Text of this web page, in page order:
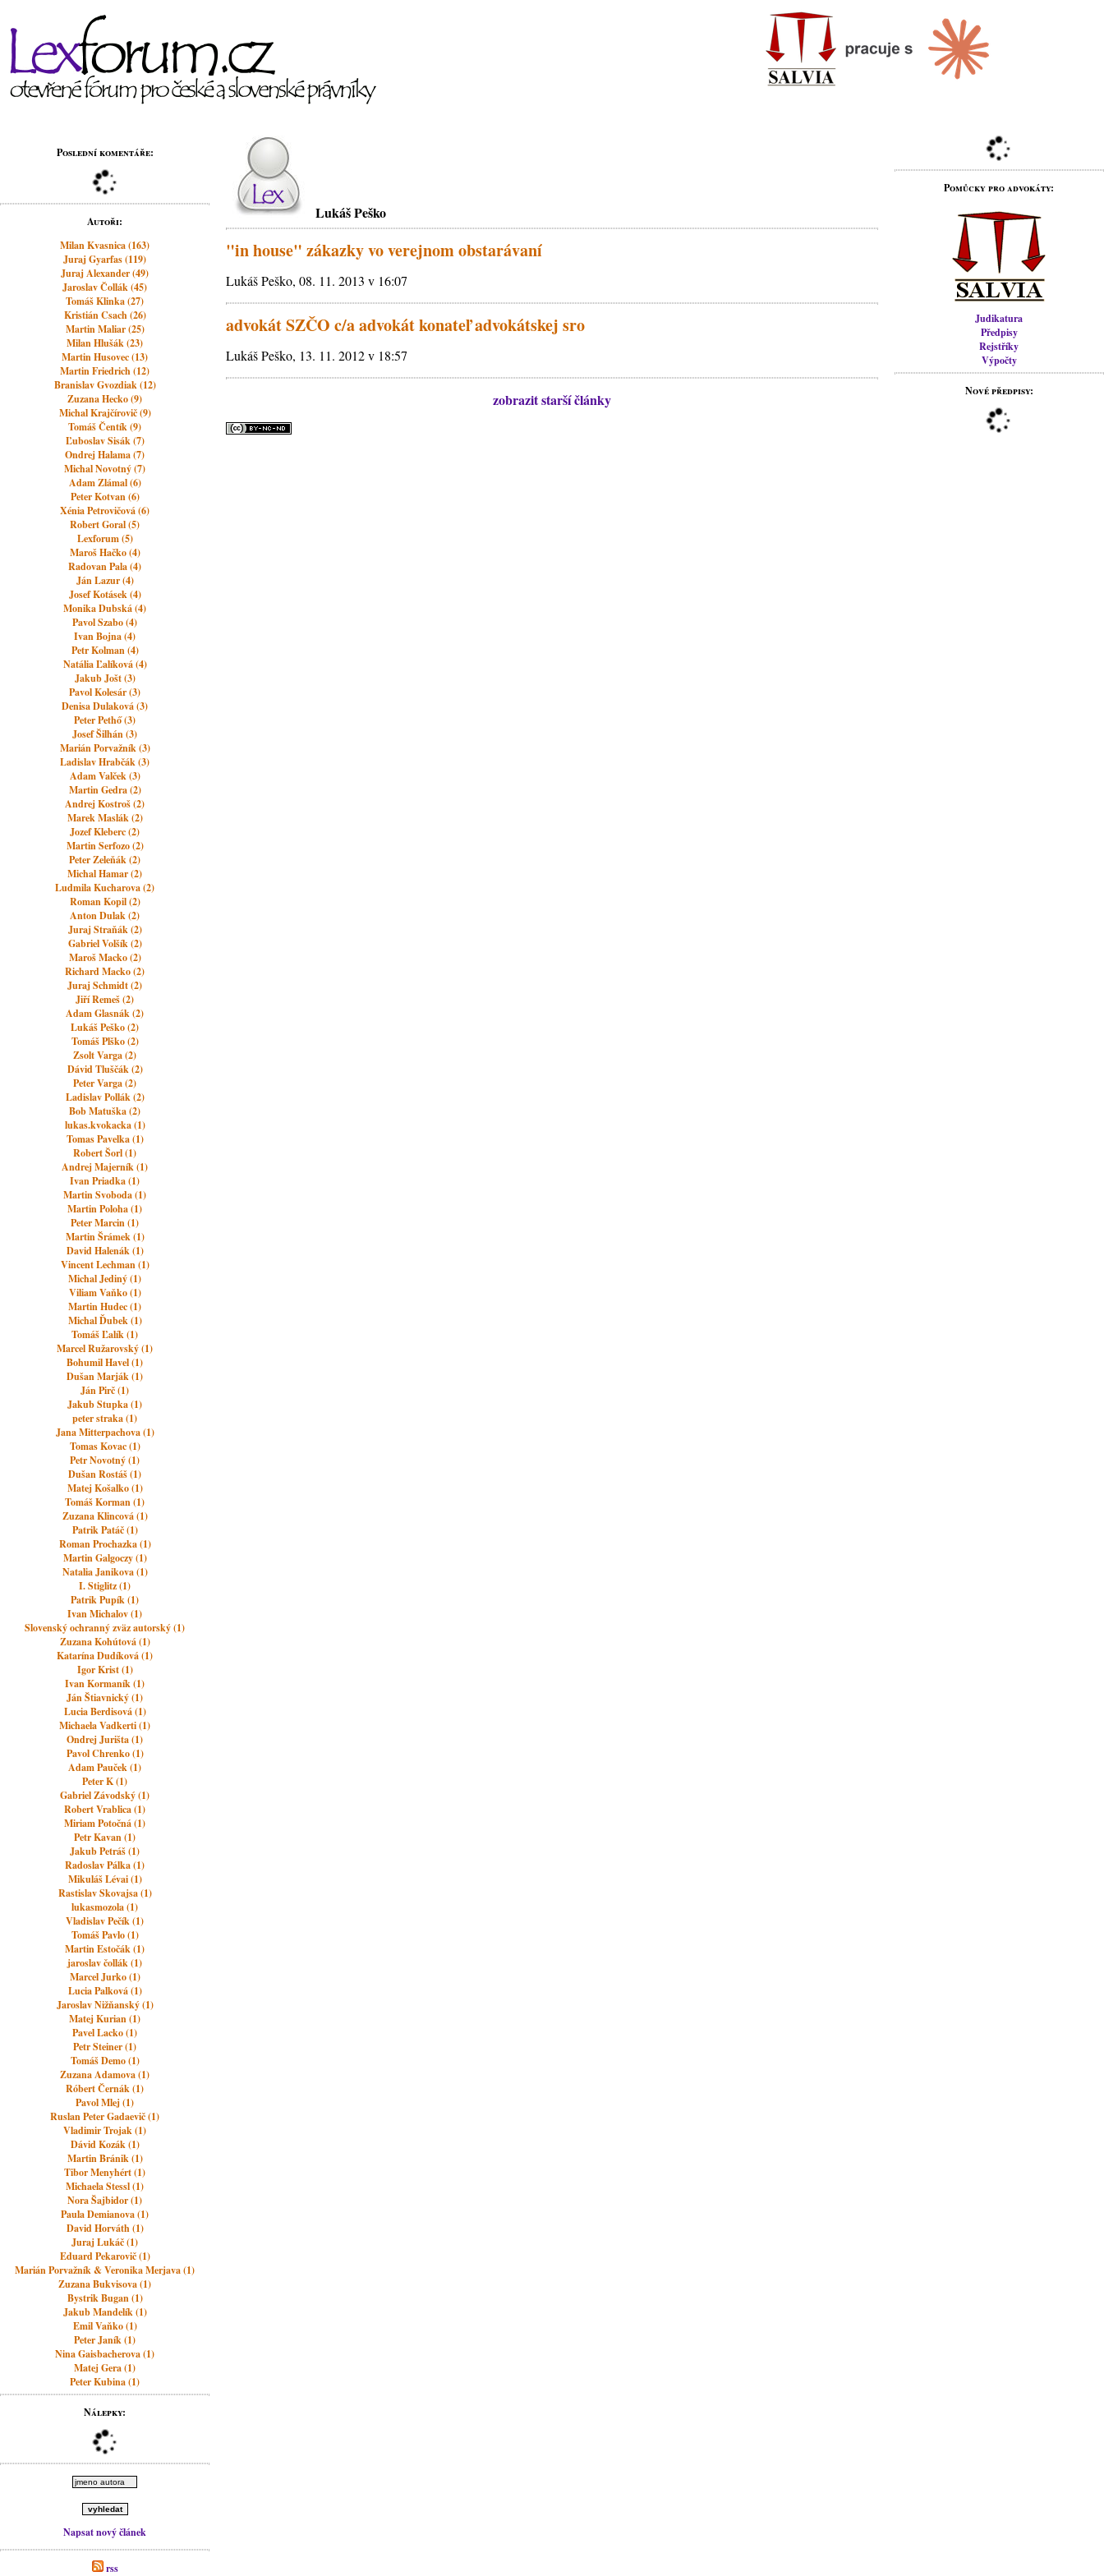
Poslední komentáře:
Autoři:
Milan Kvasnica (163)
Juraj Gyarfas (119)
Juraj Alexander (49)
Jaroslav Čollák (45)
Tomáš Klinka (27)
Kristián Csach (26)
Martin Maliar (25)
Milan Hlušák (23)
Martin Husovec (13)
Martin Friedrich (12)
Branislav Gvozdiak (12)
Zuzana Hecko (9)
Michal Krajčírovič (9)
Tomáš Čentík (9)
Ľuboslav Sisák (7)
Ondrej Halama (7)
Michal Novotný (7)
Adam Zlámal (6)
Peter Kotvan (6)
Xénia Petrovičová (6)
Robert Goral (5)
Lexforum (5)
Maroš Hačko (4)
Radovan Pala (4)
Ján Lazur (4)
Josef Kotásek (4)
Monika Dubská (4)
Pavol Szabo (4)
Ivan Bojna (4)
Petr Kolman (4)
Natália Ľalíková (4)
Jakub Jošt (3)
Pavol Kolesár (3)
Denisa Dulaková (3)
Peter Pethő (3)
Josef Šilhán (3)
Marián Porvažník (3)
Ladislav Hrabčák (3)
Adam Valček (3)
Martin Gedra (2)
Andrej Kostroš (2)
Marek Maslák (2)
Jozef Kleberc (2)
Martin Serfozo (2)
Peter Zeleňák (2)
Michal Hamar (2)
Ludmila Kucharova (2)
Roman Kopil (2)
Anton Dulak (2)
Juraj Straňák (2)
Gabriel Volšík (2)
Maroš Macko (2)
Richard Macko (2)
Juraj Schmidt (2)
Jiří Remeš (2)
Adam Glasnák (2)
Lukáš Peško (2)
Tomáš Plško (2)
Zsolt Varga (2)
Dávid Tluščák (2)
Peter Varga (2)
Ladislav Pollák (2)
Bob Matuška (2)
lukas.kvokacka (1)
Tomas Pavelka (1)
Robert Šorl (1)
Andrej Majerník (1)
Ivan Priadka (1)
Martin Svoboda (1)
Martin Poloha (1)
Peter Marcin (1)
Martin Šrámek (1)
David Halenák (1)
Vincent Lechman (1)
Michal Jediný (1)
Viliam Vaňko (1)
Martin Hudec (1)
Michal Ďubek (1)
Tomáš Ľalík (1)
Marcel Ružarovský (1)
Bohumil Havel (1)
Dušan Marják (1)
Ján Pirč (1)
Jakub Stupka (1)
peter straka (1)
Jana Mitterpachova (1)
Tomas Kovac (1)
Petr Novotný (1)
Dušan Rostáš (1)
Matej Košalko (1)
Tomáš Korman (1)
Zuzana Klincová (1)
Patrik Patáč (1)
Roman Prochazka (1)
Martin Galgoczy (1)
Natalia Janikova (1)
I. Stiglitz (1)
Patrik Pupík (1)
Ivan Michalov (1)
Slovenský ochranný zväz autorský (1)
Zuzana Kohútová (1)
Katarína Dudíková (1)
Igor Krist (1)
Ivan Kormaník (1)
Ján Štiavnický (1)
Lucia Berdisová (1)
Michaela Vadkerti (1)
Ondrej Jurišta (1)
Pavol Chrenko (1)
Adam Pauček (1)
Peter K (1)
Gabriel Závodský (1)
Robert Vrablica (1)
Miriam Potočná (1)
Petr Kavan (1)
Jakub Petráš (1)
Radoslav Pálka (1)
Mikuláš Lévai (1)
Rastislav Skovajsa (1)
lukasmozola (1)
Vladislav Pečík (1)
Tomáš Pavlo (1)
Martin Estočák (1)
jaroslav čollák (1)
Marcel Jurko (1)
Lucia Palková (1)
Jaroslav Nižňanský (1)
Matej Kurian (1)
Pavel Lacko (1)
Petr Steiner (1)
Tomáš Demo (1)
Zuzana Adamova (1)
Róbert Černák (1)
Pavol Mlej (1)
Ruslan Peter Gadaevič (1)
Vladimir Trojak (1)
Dávid Kozák (1)
Martin Bránik (1)
Tibor Menyhért (1)
Michaela Stessl (1)
Nora Šajbidor (1)
Paula Demianova (1)
David Horváth (1)
Juraj Lukáč (1)
Eduard Pekarovič (1)
Marián Porvažník & Veronika Merjava (1)
Zuzana Bukvisova (1)
Bystrik Bugan (1)
Jakub Mandelík (1)
Emil Vaňko (1)
Peter Janík (1)
Nina Gaisbacherova (1)
Matej Gera (1)
Peter Kubina (1)
Nálepky:
Napsat nový článek
rss
Pomůcky pro advokáty:
Judikatura
Předpisy
Rejstříky
Výpočty
Nové předpisy:
Lukáš Peško
"in house" zákazky vo verejnom obstarávaní
Lukáš Peško, 08. 11. 2013 v 16:07
advokát SZČO c/a advokát konateľ advokátskej sro
Lukáš Peško, 13. 11. 2012 v 18:57
zobrazit starší články